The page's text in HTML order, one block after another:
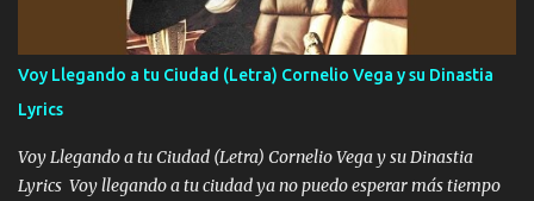
quiero contigo que seas dichosa al estar conmigo Y ya borracho
contéstame la llamada pa dedicarte unas bonitas palabras así
borracho me animo a decirte todo y puedo describirlo mucho que
me encantes Decirte que me siento muy feliz y emocionado por
tenerte aquí espero que quiera...
Voy Llegando a tu Ciudad (Letra) Cornelio Vega y su Dinastia
Lyrics
Voy Llegando a tu Ciudad (Letra) Cornelio Vega y su Dinastia
Lyrics Voy llegando a tu ciudad ya no puedo esperar más tiempo